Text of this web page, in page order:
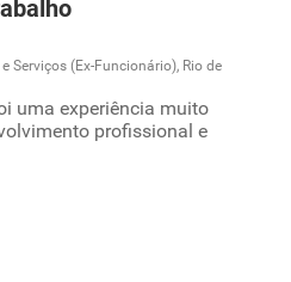
Serviços (Ex-Funcionário), Rio de
uma experiência muito
profissional e